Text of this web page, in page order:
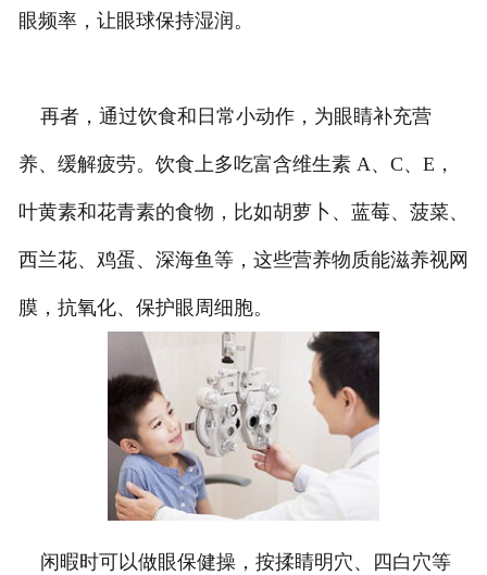
眼频率，让眼球保持湿润。
再者，通过饮食和日常小动作，为眼睛补充营
养、缓解疲劳。饮食上多吃富含维生素 A、C、E，
叶黄素和花青素的食物，比如胡萝卜、蓝莓、菠菜、
西兰花、鸡蛋、深海鱼等，这些营养物质能滋养视网
膜，抗氧化、保护眼周细胞。
闲暇时可以做眼保健操，按揉睛明穴、四白穴等